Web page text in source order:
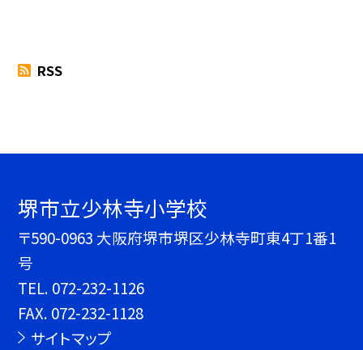
RSS
堺市立少林寺小学校
〒590-0963 大阪府堺市堺区少林寺町東4丁1番1
号
TEL. 072-232-1126
FAX. 072-232-1128
サイトマップ